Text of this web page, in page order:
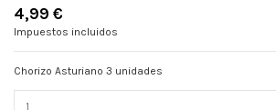
4,99 €
Impuestos incluidos
Chorizo Asturiano 3 unidades